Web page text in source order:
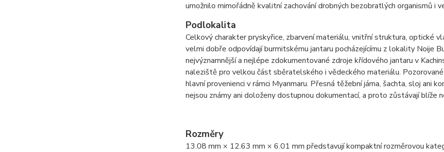
umožnilo mimořádně kvalitní zachování drobných bezobratlých organismů i
Podlokalita
Celkový charakter pryskyřice, zbarvení materiálu, vnitřní struktura, optické
velmi dobře odpovídají burmitskému jantaru pocházejícímu z lokality Noije
nejvýznamnější a nejlépe zdokumentované zdroje křídového jantaru v
naleziště pro velkou část sběratelského i vědeckého materiálu.
hlavní provenienci v rámci Myanmaru. Přesná těžební jáma, šachta, sloj ani
nejsou známy ani doloženy dostupnou dokumentací, a proto zůstávají blíže
Rozměry
13.08 mm × 12.63 mm × 6.01 mm představují kompaktní rozměrovou